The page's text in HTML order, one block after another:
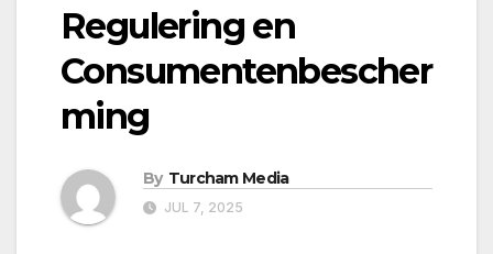
Regulering en
Consumentenbescher
ming
By Turcham Media
JUL 7, 2025